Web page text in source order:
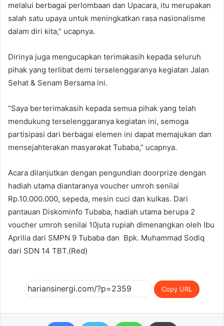
melalui berbagai perlombaan dan Upacara, itu merupakan
salah satu upaya untuk meningkatkan rasa nasionalisme
dalam diri kita,” ucapnya.
Dirinya juga mengucapkan terimakasih kepada seluruh
pihak yang terlibat demi terselenggaranya kegiatan Jalan
Sehat & Senam Bersama ini.
“Saya berterimakasih kepada semua pihak yang telah
mendukung terselenggaranya kegiatan ini, semoga
partisipasi dari berbagai elemen ini dapat memajukan dan
mensejahterakan masyarakat Tubaba,” ucapnya.
Acara dilanjutkan dengan pengundian doorprize dengan
hadiah utama diantaranya voucher umroh senilai
Rp.10.000.000, sepeda, mesin cuci dan kulkas. Dari
pantauan Diskominfo Tubaba, hadiah utama berupa 2
voucher umroh senilai 10juta rupiah dimenangkan oleh Ibu
Aprilia dari SMPN 9 Tubaba dan Bpk. Muhammad Sodiq
dari SDN 14 TBT.(Red)
Copy URL